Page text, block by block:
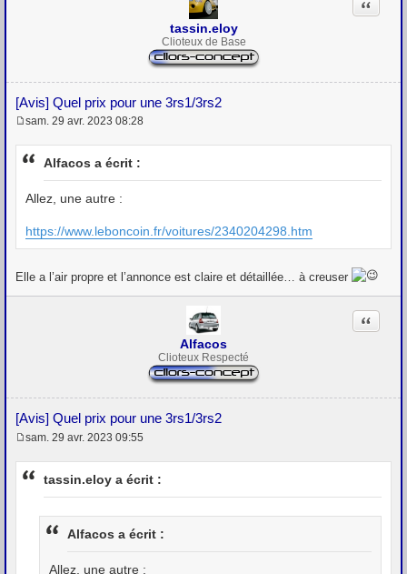
tassin.eloy
Clioteux de Base
[Avis] Quel prix pour une 3rs1/3rs2
Citation
e
s
g
sam. 29 avr. 2023 08:28
Alfacos a écrit :
Allez, une autre :
https://www.leboncoin.fr/voitures/2340204298.htm
Elle a l’air propre et l’annonce est claire et détaillée… à creuser
Alfacos
Clioteux Respecté
[Avis] Quel prix pour une 3rs1/3rs2
Citation
e
s
sam. 29 avr. 2023 09:55
tassin.eloy a écrit :
Alfacos a écrit :
Allez, une autre :